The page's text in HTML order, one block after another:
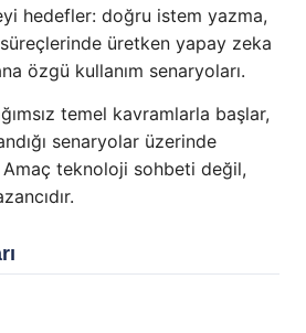
hedefler: doğru istem yazma,
üretken yapay zeka
özgü kullanım senaryoları.
temel kavramlarla başlar,
senaryolar üzerinde
teknoloji sohbeti değil,